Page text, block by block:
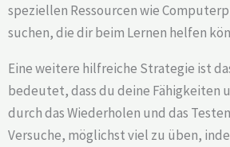
speziellen Ressourcen wie
suchen, die dir beim Lernen helfen
Eine weitere hilfreiche Strategie ist
bedeutet, dass du deine Fähigkeiten
durch das Wiederholen und das
Versuche, möglichst viel zu üben,